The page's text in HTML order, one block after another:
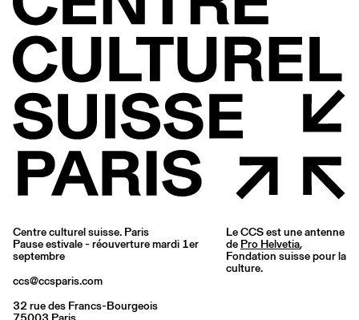
Centre culturel suisse. Paris
Pause estivale - réouverture mardi 1er
septembre
ccs@ccsparis.com
32 rue des Francs-Bourgeois
Le CCS est une antenne
de Pro Helvetia,
Fondation suisse pour la
culture.